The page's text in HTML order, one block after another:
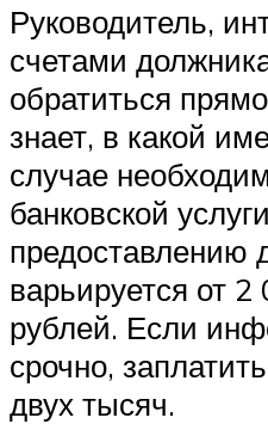
Руководитель,
счетами
обратиться
знает, в какой
случае
банковской
варьируется от
рублей. Если
срочно,
двух тысяч.